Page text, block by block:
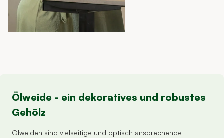
Ölweide - ein dekoratives und robustes
Gehölz
Ölweiden sind vielseitige und optisch ansprechende